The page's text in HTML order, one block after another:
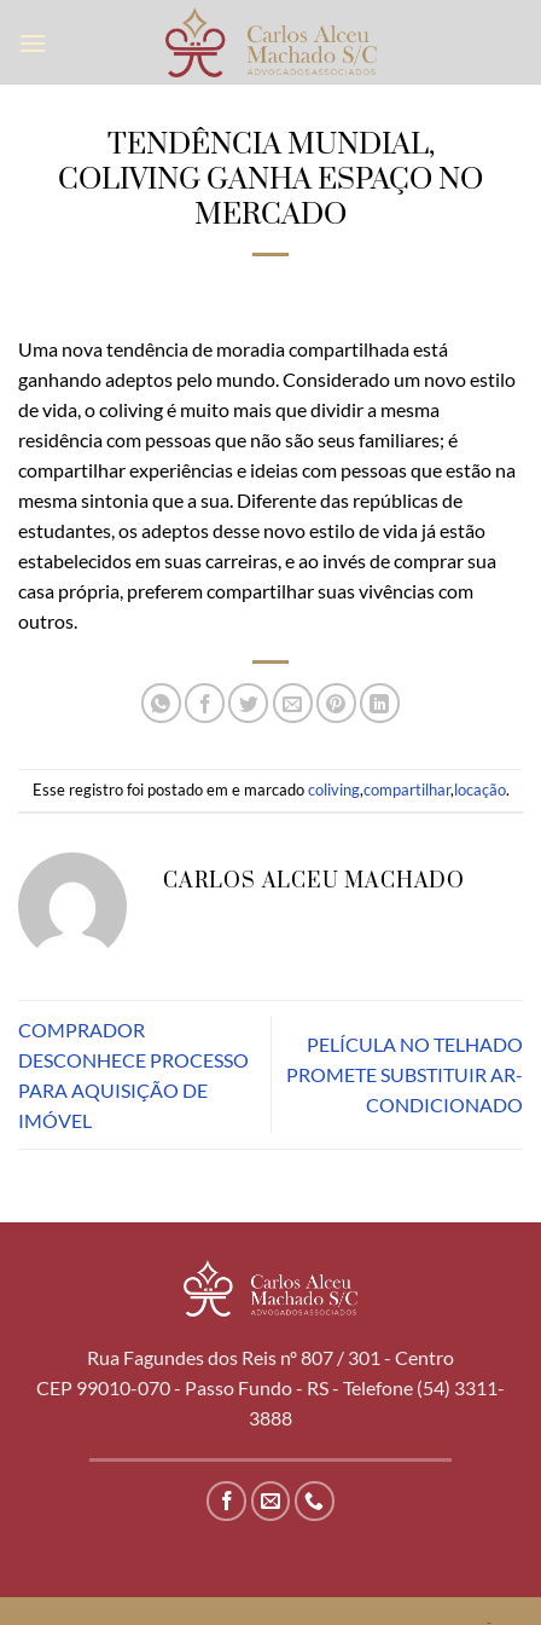
TENDÊNCIA MUNDIAL,
COLIVING GANHA ESPAÇO NO
MERCADO
Uma nova tendência de moradia compartilhada está
ganhando adeptos pelo mundo. Considerado um novo estilo
de vida, o coliving é muito mais que dividir a mesma
residência com pessoas que não são seus familiares; é
compartilhar experiências e ideias com pessoas que estão na
mesma sintonia que a sua. Diferente das repúblicas de
estudantes, os adeptos desse novo estilo de vida já estão
estabelecidos em suas carreiras, e ao invés de comprar sua
casa própria, preferem compartilhar suas vivências com
outros.
Esse registro foi postado em e marcadocoliving,compartilhar,locação.
CARLOS ALCEU MACHADO
COMPRADOR
DESCONHECE PROCESSO
PARA AQUISIÇÃO DE
IMÓVEL
PELÍCULA NO TELHADO
PROMETE SUBSTITUIR AR-
CONDICIONADO
Rua Fagundes dos Reis nº 807 / 301 - Centro
CEP 99010-070 - Passo Fundo - RS - Telefone (54) 3311-
3888